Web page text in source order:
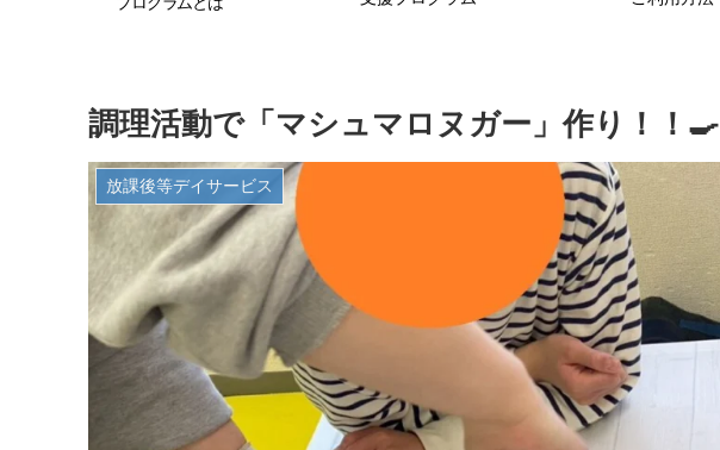
調理活動で「マシュマロヌガー」作り！！🍳
放課後等デイサービス